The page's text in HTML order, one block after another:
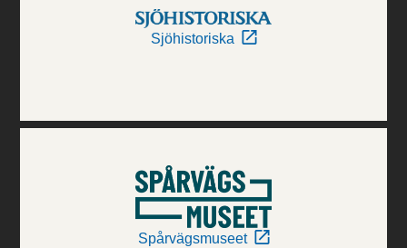
Sjöhistoriska
Spårvägsmuseet